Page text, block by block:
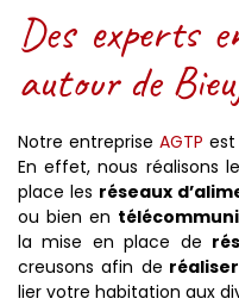
Des experts
autour de
Notre entreprise AGTP est
En effet, nous réalisons
place les réseaux
ou bien en
la mise en place de
creusons afin de
lier votre habitation aux